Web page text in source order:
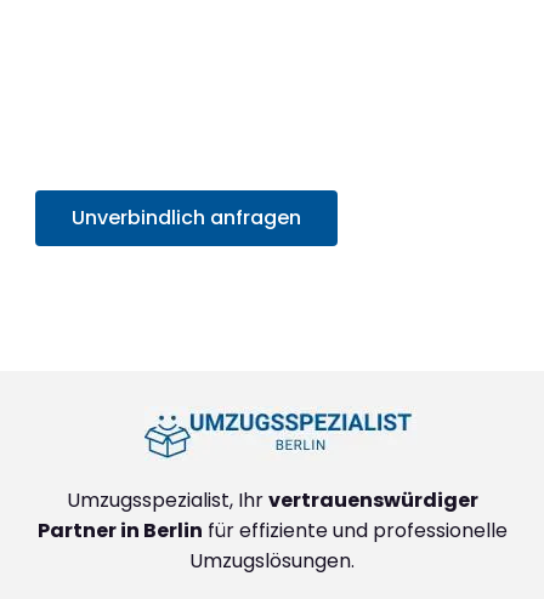
Unverbindlich anfragen
Umzugsspezialist, Ihrvertrauenswürdiger
Partner in Berlin für effiziente und professionelle
Umzugslösungen.